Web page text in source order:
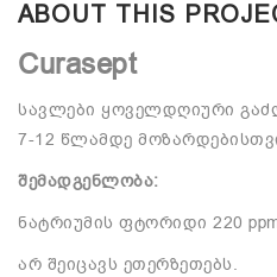
ABOUT THIS
Curasept
სავლები ყოველდღიური
7-12 წლამდე
შემადგენლობა:
ნატრიუმის ფტორიდი 220
არ შეიცავს ეთერზეთებს.